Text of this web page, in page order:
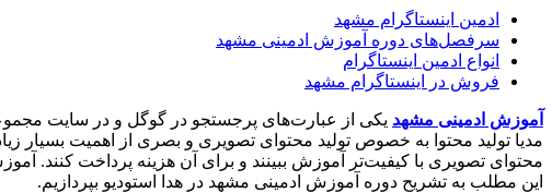
ادمین اینستاگرام مشهد
سرفصل‌های دوره آموزش ادمینی مشهد
انواع ادمین اینستاگرام
فروش در اینستاگرام مشهد
آموزش ادمینی مشهد یکی از عبارت‌های پرجستجو در گوگل و در سایت
مدیا تولید محتوا به خصوص تولید محتوای تصویری و بصری از اهمیت بسیار
محتوای تصویری با کیفیت‌تر آموزش ببینند و برای آن هزینه پرداخت کنند.
این مطلب به تشریح دوره آموزش ادمینی مشهد در هدا استودیو بپردازیم.